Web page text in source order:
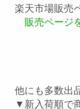
楽天市場販売
販売ページ
他にも多数出
▼新入荷順で